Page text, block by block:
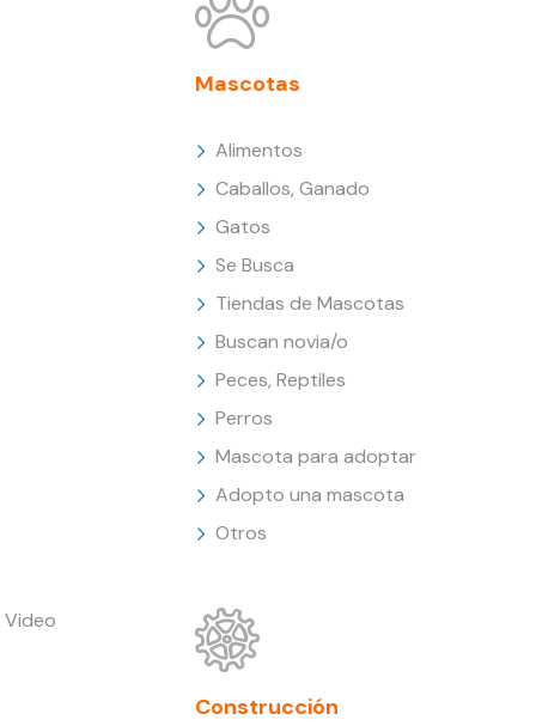
Mascotas
Alimentos
Caballos, Ganado
Gatos
Se Busca
Tiendas de Mascotas
Buscan novia/o
Peces, Reptiles
Perros
Mascota para adoptar
Adopto una mascota
Otros
Construcción